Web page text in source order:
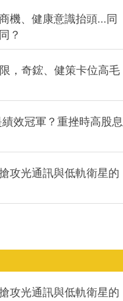
機、健康意識抬頭...同
？
，奇鋐、健策卡位高毛
效冠軍？重挫時高股息
攻光通訊與低軌衛星的
攻光通訊與低軌衛星的